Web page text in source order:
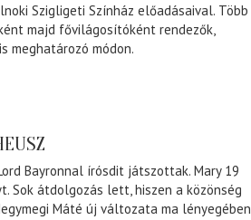
Szigligeti Színház előadásaival. Több
majd fővilágosítóként rendezők,
meghatározó módon.
Bayronnal írósdit játszottak. Mary 19
Sok átdolgozás lett, hiszen a közönség
Máté új változata ma lényegében